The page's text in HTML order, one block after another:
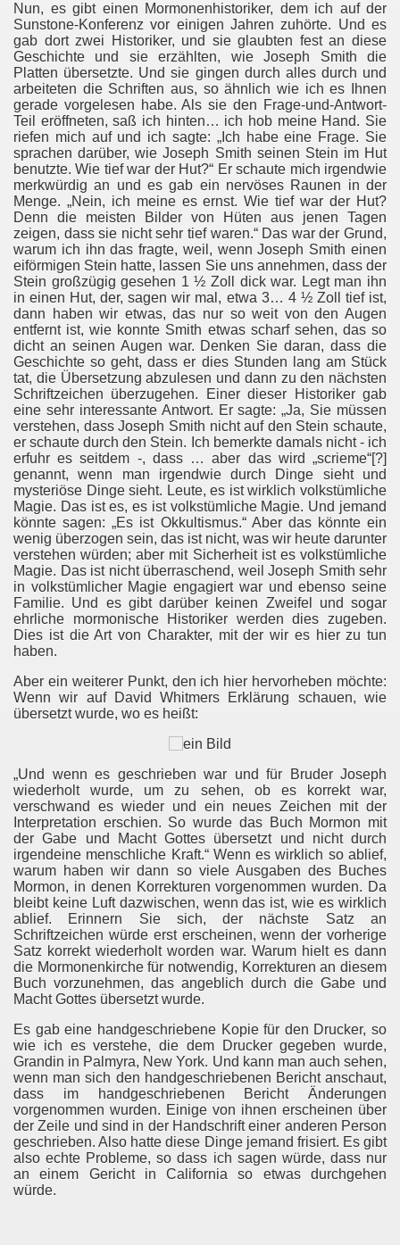
Nun, es gibt einen Mormonenhistoriker, dem ich auf der
Sunstone-Konferenz vor einigen Jahren zuhörte. Und es
gab dort zwei Historiker, und sie glaubten fest an diese
Geschichte und sie erzählten, wie Joseph Smith die
Platten übersetzte. Und sie gingen durch alles durch und
arbeiteten die Schriften aus, so ähnlich wie ich es Ihnen
gerade vorgelesen habe. Als sie den Frage-und-Antwort-
Teil eröffneten, saß ich hinten… ich hob meine Hand. Sie
riefen mich auf und ich sagte: „Ich habe eine Frage. Sie
sprachen darüber, wie Joseph Smith seinen Stein im Hut
benutzte. Wie tief war der Hut?“ Er schaute mich irgendwie
merkwürdig an und es gab ein nervöses Raunen in der
Menge. „Nein, ich meine es ernst. Wie tief war der Hut?
Denn die meisten Bilder von Hüten aus jenen Tagen
zeigen, dass sie nicht sehr tief waren.“ Das war der Grund,
warum ich ihn das fragte, weil, wenn Joseph Smith einen
eiförmigen Stein hatte, lassen Sie uns annehmen, dass der
Stein großzügig gesehen 1 ½ Zoll dick war. Legt man ihn
in einen Hut, der, sagen wir mal, etwa 3… 4 ½ Zoll tief ist,
dann haben wir etwas, das nur so weit von den Augen
entfernt ist, wie konnte Smith etwas scharf sehen, das so
dicht an seinen Augen war. Denken Sie daran, dass die
Geschichte so geht, dass er dies Stunden lang am Stück
tat, die Übersetzung abzulesen und dann zu den nächsten
Schriftzeichen überzugehen. Einer dieser Historiker gab
eine sehr interessante Antwort. Er sagte: „Ja, Sie müssen
verstehen, dass Joseph Smith nicht auf den Stein schaute,
er schaute durch den Stein. Ich bemerkte damals nicht - ich
erfuhr es seitdem -, dass … aber das wird „scrieme“[?]
genannt, wenn man irgendwie durch Dinge sieht und
mysteriöse Dinge sieht. Leute, es ist wirklich volkstümliche
Magie. Das ist es, es ist volkstümliche Magie. Und jemand
könnte sagen: „Es ist Okkultismus.“ Aber das könnte ein
wenig überzogen sein, das ist nicht, was wir heute darunter
verstehen würden; aber mit Sicherheit ist es volkstümliche
Magie. Das ist nicht überraschend, weil Joseph Smith sehr
in volkstümlicher Magie engagiert war und ebenso seine
Familie. Und es gibt darüber keinen Zweifel und sogar
ehrliche mormonische Historiker werden dies zugeben.
Dies ist die Art von Charakter, mit der wir es hier zu tun
haben.
Aber ein weiterer Punkt, den ich hier hervorheben möchte:
Wenn wir auf David Whitmers Erklärung schauen, wie
übersetzt wurde, wo es heißt:
„Und wenn es geschrieben war und für Bruder Joseph
wiederholt wurde, um zu sehen, ob es korrekt war,
verschwand es wieder und ein neues Zeichen mit der
Interpretation erschien. So wurde das Buch Mormon mit
der Gabe und Macht Gottes übersetzt und nicht durch
irgendeine menschliche Kraft.“ Wenn es wirklich so ablief,
warum haben wir dann so viele Ausgaben des Buches
Mormon, in denen Korrekturen vorgenommen wurden. Da
bleibt keine Luft dazwischen, wenn das ist, wie es wirklich
ablief. Erinnern Sie sich, der nächste Satz an
Schriftzeichen würde erst erscheinen, wenn der vorherige
Satz korrekt wiederholt worden war. Warum hielt es dann
die Mormonenkirche für notwendig, Korrekturen an diesem
Buch vorzunehmen, das angeblich durch die Gabe und
Macht Gottes übersetzt wurde.
Es gab eine handgeschriebene Kopie für den Drucker, so
wie ich es verstehe, die dem Drucker gegeben wurde,
Grandin in Palmyra, New York. Und kann man auch sehen,
wenn man sich den handgeschriebenen Bericht anschaut,
dass im handgeschriebenen Bericht Änderungen
vorgenommen wurden. Einige von ihnen erscheinen über
der Zeile und sind in der Handschrift einer anderen Person
geschrieben. Also hatte diese Dinge jemand frisiert. Es gibt
also echte Probleme, so dass ich sagen würde, dass nur
an einem Gericht in California so etwas durchgehen
würde.